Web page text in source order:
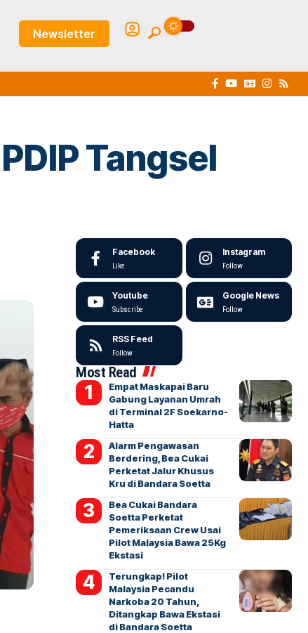
Newsletter
Tangsel
Facebook
Like
Instagram
Follow
Youtube
Subscribe
Google News
Follow
RSS Feed
Follow
Most Read
Empat Maskapai Baru
Gabung Layanan Umrah
di Terminal 2F Soekarno-
Hatta
Alarm Pengawasan
Berdering, Bea Cukai
Perketat Jalur Khusus
Kru di Bandara Soetta
Bea Cukai Bandara
Soetta Perketat
Pemeriksaan Crew Usai
Pilot Malaysia Bawa 25Kg
Ekstasi
Terungkap! Pilot
Malaysia Pecandu
Narkoba 20 Tahun,
Ditangkap Bawa Ekstasi
di Bandara Soetta